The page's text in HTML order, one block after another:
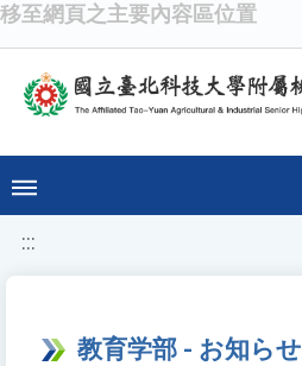
移至網頁之主要內容區位置
:::
教育学部 - お知らせ